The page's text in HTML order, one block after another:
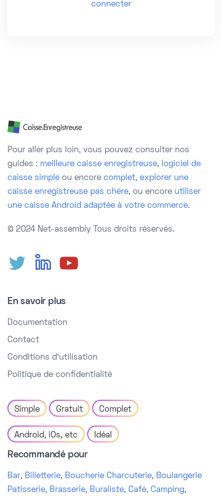
connecter
Pour aller plus loin, vous pouvez consulter nos
guides : meilleure caisse enregistreuse, logiciel de
caisse simple ou encore complet, explorer une
caisse enregistreuse pas chère, ou encore utiliser
une caisse Android adaptée à votre commerce.
© 2024 Net-assembly Tous droits réservés.
En savoir plus
Documentation
Contact
Conditions d'utilisation
Politique de confidentialité
Simple Gratuit Complet
Android, iOs, etc Idéal
Recommandé pour
Bar, Billetterie, Boucherie Charcuterie, Boulangerie
Patisserie, Brasserie, Buraliste, Café, Camping,